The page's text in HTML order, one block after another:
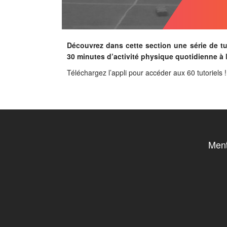
Découvrez dans cette section une série de
30 minutes d’activité physique quotidienne à
Téléchargez l’appli pour accéder aux 60 tutoriels !
Pied de